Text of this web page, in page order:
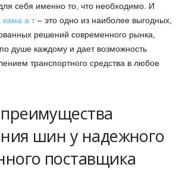
себя именно то, что необходимо. И
кама а т– это одно из наиболее выгодных,
решений современного рынка,
душе каждому и дает возможность
транспортного средства в любое
шин у надежного
поставщика